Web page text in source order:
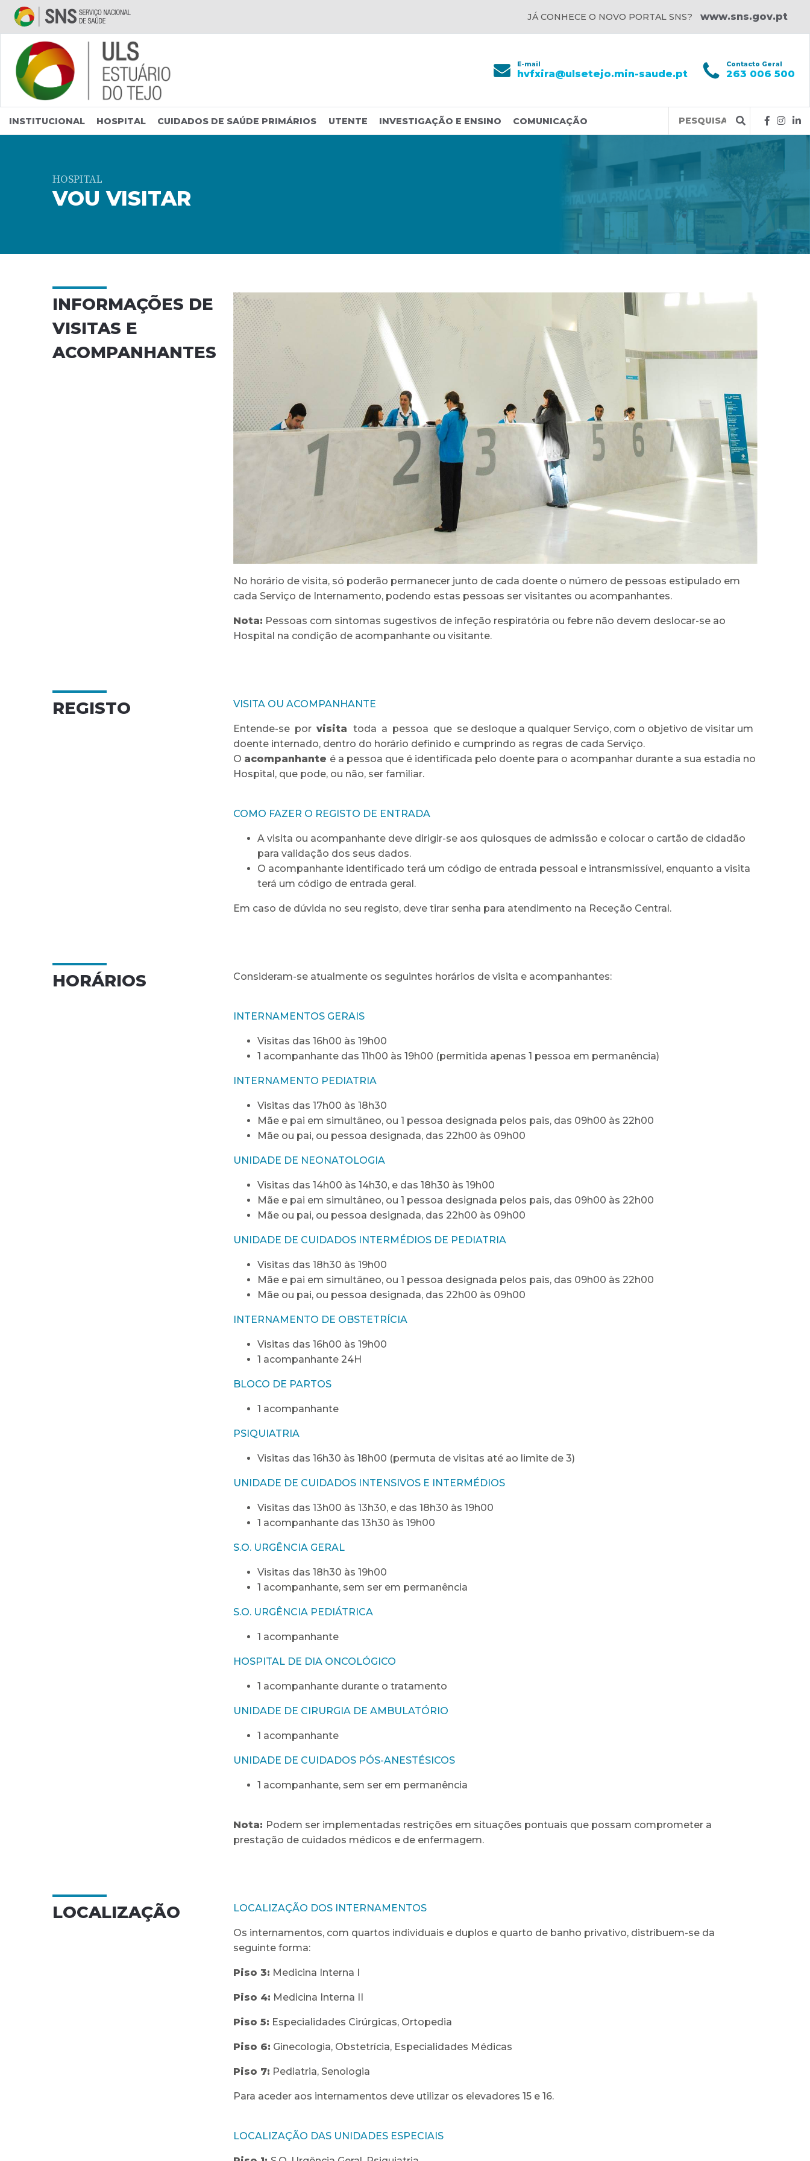
Saltar para conteúdo principal
JÁ CONHECE O NOVO PORTAL SNS? www.sns.gov.pt
E-mail
hvfxira@ulsetejo.min-saude.pt
Contacto Geral
263 006 500
INSTITUCIONAL HOSPITAL CUIDADOS DE SAÚDE PRIMÁRIOS UTENTE INVESTIGAÇÃO E ENSINO COMUNICAÇÃO
Query
HOSPITAL
VOU VISITAR
INFORMAÇÕES DE
VISITAS E
ACOMPANHANTES
No horário de visita, só poderão permanecer junto de cada doente o número de pessoas estipulado em
cada Serviço de Internamento, podendo estas pessoas ser visitantes ou acompanhantes.
Nota: Pessoas com sintomas sugestivos de infeção respiratória ou febre não devem deslocar-se ao
Hospital na condição de acompanhante ou visitante.
REGISTO VISITA OU ACOMPANHANTE
Entende-se por visita toda a pessoa que se desloque a qualquer Serviço, com o objetivo de visitar um
doente internado, dentro do horário definido e cumprindo as regras de cada Serviço.
O acompanhante é a pessoa que é identificada pelo doente para o acompanhar durante a sua estadia no
Hospital, que pode, ou não, ser familiar.
COMO FAZER O REGISTO DE ENTRADA
A visita ou acompanhante deve dirigir-se aos quiosques de admissão e colocar o cartão de cidadão
para validação dos seus dados.
O acompanhante identificado terá um código de entrada pessoal e intransmissível, enquanto a visita
terá um código de entrada geral.
Em caso de dúvida no seu registo, deve tirar senha para atendimento na Receção Central.
HORÁRIOS Consideram-se atualmente os seguintes horários de visita e acompanhantes:
INTERNAMENTOS GERAIS
Visitas das 16h00 às 19h00
1 acompanhante das 11h00 às 19h00 (permitida apenas 1 pessoa em permanência)
INTERNAMENTO PEDIATRIA
Visitas das 17h00 às 18h30
Mãe e pai em simultâneo, ou 1 pessoa designada pelos pais, das 09h00 às 22h00
Mãe ou pai, ou pessoa designada, das 22h00 às 09h00
UNIDADE DE NEONATOLOGIA
Visitas das 14h00 às 14h30, e das 18h30 às 19h00
Mãe e pai em simultâneo, ou 1 pessoa designada pelos pais, das 09h00 às 22h00
Mãe ou pai, ou pessoa designada, das 22h00 às 09h00
UNIDADE DE CUIDADOS INTERMÉDIOS DE PEDIATRIA
Visitas das 18h30 às 19h00
Mãe e pai em simultâneo, ou 1 pessoa designada pelos pais, das 09h00 às 22h00
Mãe ou pai, ou pessoa designada, das 22h00 às 09h00
INTERNAMENTO DE OBSTETRÍCIA
Visitas das 16h00 às 19h00
1 acompanhante 24H
BLOCO DE PARTOS
1 acompanhante
PSIQUIATRIA
Visitas das 16h30 às 18h00 (permuta de visitas até ao limite de 3)
UNIDADE DE CUIDADOS INTENSIVOS E INTERMÉDIOS
Visitas das 13h00 às 13h30, e das 18h30 às 19h00
1 acompanhante das 13h30 às 19h00
S.O. URGÊNCIA GERAL
Visitas das 18h30 às 19h00
1 acompanhante, sem ser em permanência
S.O. URGÊNCIA PEDIÁTRICA
1 acompanhante
HOSPITAL DE DIA ONCOLÓGICO
1 acompanhante durante o tratamento
UNIDADE DE CIRURGIA DE AMBULATÓRIO
1 acompanhante
UNIDADE DE CUIDADOS PÓS-ANESTÉSICOS
1 acompanhante, sem ser em permanência
Nota: Podem ser implementadas restrições em situações pontuais que possam comprometer a
prestação de cuidados médicos e de enfermagem.
LOCALIZAÇÃO LOCALIZAÇÃO DOS INTERNAMENTOS
Os internamentos, com quartos individuais e duplos e quarto de banho privativo, distribuem-se da
seguinte forma:
Piso 3: Medicina Interna I
Piso 4: Medicina Interna II
Piso 5: Especialidades Cirúrgicas, Ortopedia
Piso 6: Ginecologia, Obstetrícia, Especialidades Médicas
Piso 7: Pediatria, Senologia
Para aceder aos internamentos deve utilizar os elevadores 15 e 16.
LOCALIZAÇÃO DAS UNIDADES ESPECIAIS